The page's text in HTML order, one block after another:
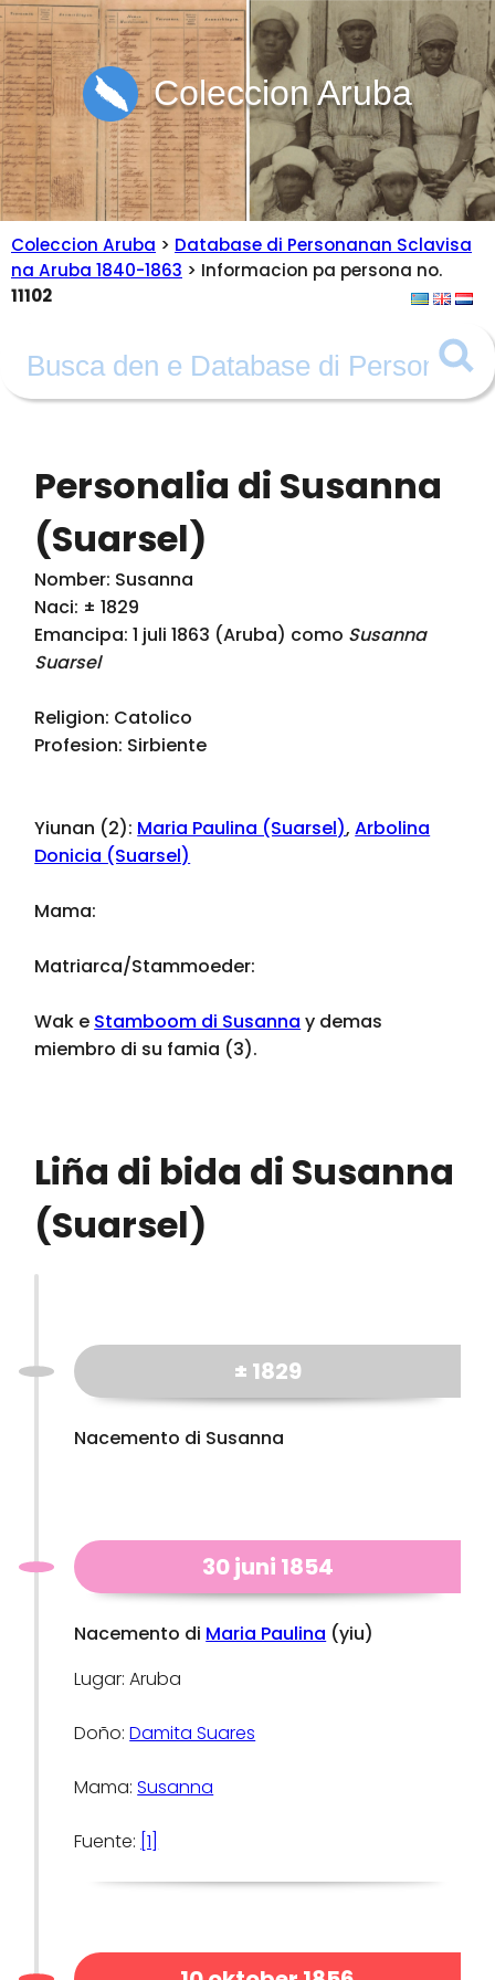
Coleccion Aruba
Coleccion Aruba > Database di Personanan Sclavisa
na Aruba 1840-1863 > Informacion pa persona no.
11102
Personalia di Susanna
(Suarsel)
Nomber: Susanna
Naci: ± 1829
Emancipa: 1 juli 1863 (Aruba) como Susanna
Suarsel
Religion: Catolico
Profesion: Sirbiente
Yiunan (2): Maria Paulina (Suarsel),Arbolina
Donicia (Suarsel)
Mama:
Matriarca/Stammoeder:
Wak e Stamboom di Susanna y demas
miembro di su famia (3).
Liña di bida di Susanna
(Suarsel)
± 1829
Nacemento di Susanna
30 juni 1854
Nacemento di Maria Paulina (yiu)
Lugar: Aruba
Doño:Damita Suares
Mama:Susanna
Fuente: [1]